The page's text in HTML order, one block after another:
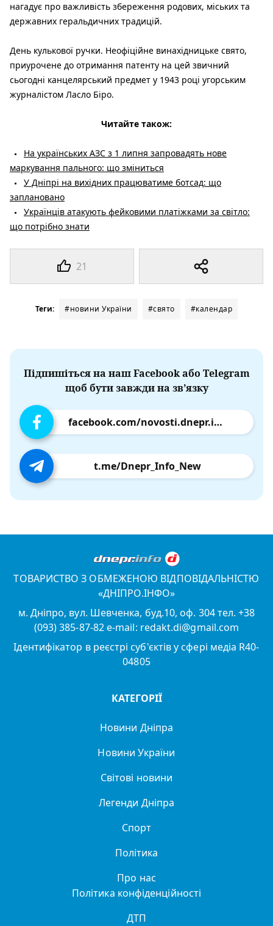
21
нагадує про важливість збереження родових, міських та
державних геральдичних традицій.
День кулькової ручки. Неофіційне винахідницьке свято,
приурочене до отримання патенту на цей звичний
сьогодні канцелярський предмет у 1943 році угорським
журналістом Ласло Біро.
Читайте також:
На українських АЗС з 1 липня запровадять нове
маркування пального: що зміниться
У Дніпрі на вихідних працюватиме ботсад: що
заплановано
Українців атакують фейковими платіжками за світло:
що потрібно знати
Теги: #новини України #свято #календар
Підпишіться на наш Facebook або Telegram
щоб бути завжди на зв’язку
facebook.com/novosti.dnepr.info
t.me/Dnepr_Info_New
ТОВАРИСТВО З ОБМЕЖЕНОЮ ВІДПОВІДАЛЬНІСТЮ
«ДНІПРО.ІНФО»
м. Дніпро, вул. Шевченка, буд.10, оф. 304 тел. +38
(093) 385-87-82 e-mail: redakt.di@gmail.com
Ідентифікатор в реєстрі суб'єктів у сфері медіа R40-
04805
КАТЕГОРІЇ
Новини Дніпра
Новини України
Світові новини
Легенди Дніпра
Спорт
Політика
Про нас
Політика конфіденційності
ДТП